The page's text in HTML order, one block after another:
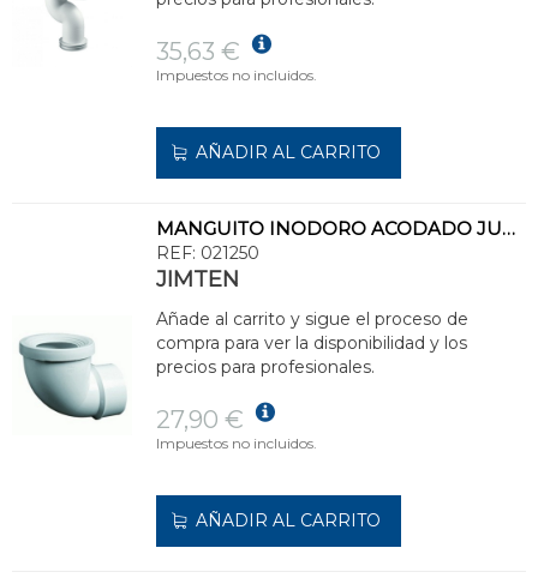
35,63 €
Impuestos no incluidos.
AÑADIR AL CARRITO
MANGUITO INODORO ACODADO JUNTA S-344 110
REF: 021250
JIMTEN
Añade al carrito y sigue el proceso de
compra para ver la disponibilidad y los
precios para profesionales.
27,90 €
Impuestos no incluidos.
AÑADIR AL CARRITO